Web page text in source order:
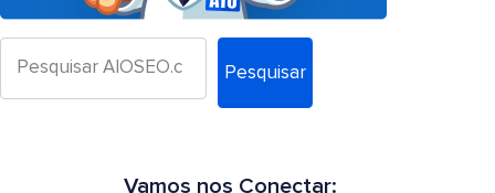
Pesquisar
Vamos nos Conectar: